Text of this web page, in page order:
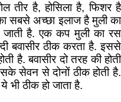
तीर है, होसिला है, फिशर है
सबसे अच्छा इलाज है मुली का
है. एक कप मुली का रस
बवासीर ठीक करता है. इससे
है. बवासीर दो तरह की होती
सेवन से दोनों ठीक होती है.
भी ठीक हो जाता है.